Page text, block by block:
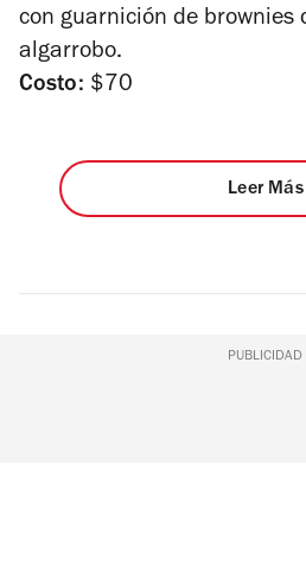
con guarnición de brownies
algarrobo.
Costo: $70
Leer Más
PUBLICIDAD